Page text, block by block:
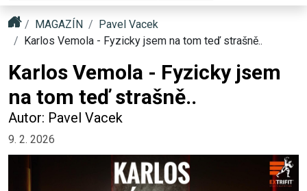
MAGAZÍN
Pavel Vacek
Karlos Vemola - Fyzicky jsem na tom teď strašně..
Karlos Vemola - Fyzicky jsem
na tom teď strašně..
Autor: Pavel Vacek
9. 2. 2026